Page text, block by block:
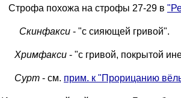
Строфа похожа на строфы 27-29 в
Скинфакси - "с сияющей гривой".
Хримфакси - "с гривой, покрытой
Сурт - см. прим. к "Прорицанию